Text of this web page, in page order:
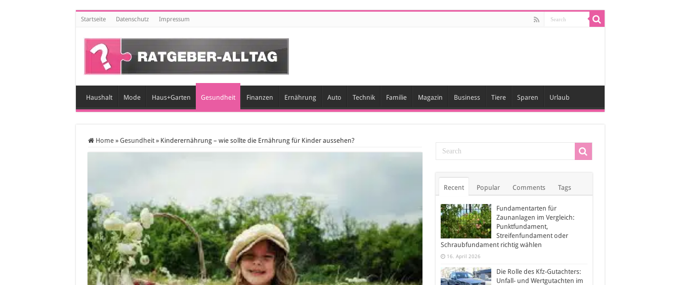
Startseite Datenschutz Impressum
Haushalt Mode Haus+Garten Gesundheit Finanzen Ernährung Auto Technik Familie Magazin Business Tiere Sparen Urlaub
Home » Gesundheit » Kinderernährung – wie sollte die Ernährung für Kinder aussehen?
Recent Popular Comments Tags
Fundamentarten für
Zaunanlagen im Vergleich:
Punktfundament,
Streifenfundament oder
Schraubfundament richtig wählen
16. April 2026
Die Rolle des Kfz-Gutachters:
Unfall- und Wertgutachten im